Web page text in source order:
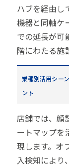
ハブを経由し
機器と同軸ケ
での延長が可
階にわたる施
業種別活用シー
ント
店舗では、顔
ートマップを
現します。オ
入検知により